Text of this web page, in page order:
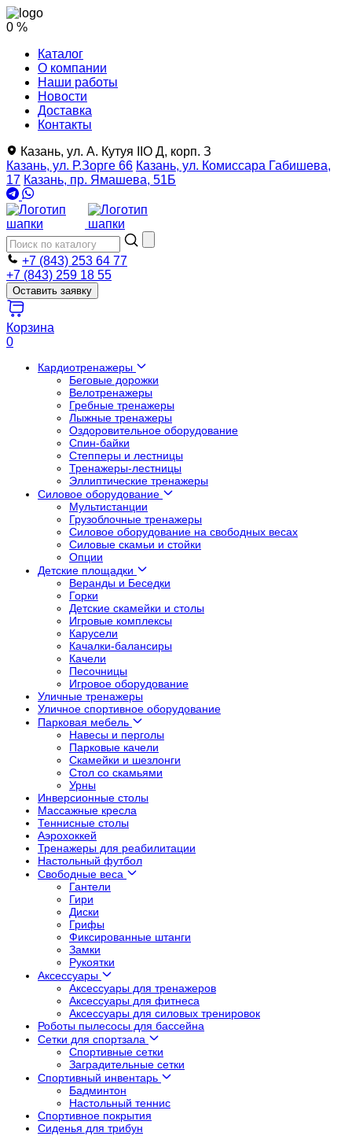
0 %
Каталог
О компании
Наши работы
Новости
Доставка
Контакты
Казань, ул. А. Кутуя IIO Д, корп. З
Казань, ул. Р.Зорге 66 Казань, ул. Комиссара Габишева,
17 Казань, пр. Ямашева, 51Б
+7 (843) 253 64 77
+7 (843) 259 18 55
Оставить заявку
Корзина
0
Кардиотренажеры
Беговые дорожки
Велотренажеры
Гребные тренажеры
Лыжные тренажеры
Оздоровительное оборудование
Спин-байки
Степперы и лестницы
Тренажеры-лестницы
Эллиптические тренажеры
Силовое оборудование
Мультистанции
Грузоблочные тренажеры
Силовое оборудование на свободных весах
Силовые скамьи и стойки
Опции
Детские площадки
Веранды и Беседки
Горки
Детские скамейки и столы
Игровые комплексы
Карусели
Качалки-балансиры
Качели
Песочницы
Игровое оборудование
Уличные тренажеры
Уличное спортивное оборудование
Парковая мебель
Навесы и перголы
Парковые качели
Скамейки и шезлонги
Стол со скамьями
Урны
Инверсионные столы
Массажные кресла
Теннисные столы
Аэрохоккей
Тренажеры для реабилитации
Настольный футбол
Свободные веса
Гантели
Гири
Диски
Грифы
Фиксированные штанги
Замки
Рукоятки
Аксессуары
Аксессуары для тренажеров
Аксессуары для фитнеса
Аксессуары для силовых тренировок
Роботы пылесосы для бассейна
Сетки для спортзала
Спортивные сетки
Заградительные сетки
Спортивный инвентарь
Бадминтон
Настольный теннис
Спортивное покрытия
Сиденья для трибун